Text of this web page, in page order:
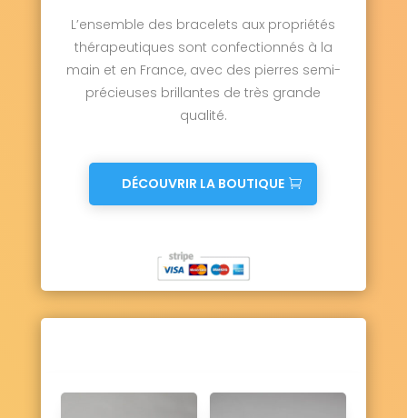
L’ensemble des bracelets aux propriétés
thérapeutiques sont confectionnés à la
main et en France, avec des pierres semi-
précieuses brillantes de très grande
qualité.
DÉCOUVRIR LA BOUTIQUE